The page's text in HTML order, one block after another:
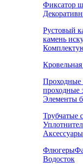
Фиксатор
Рустовый
камень
Проходные
проходные
Элементы
Трубчатые
Флюгеры
Водосток